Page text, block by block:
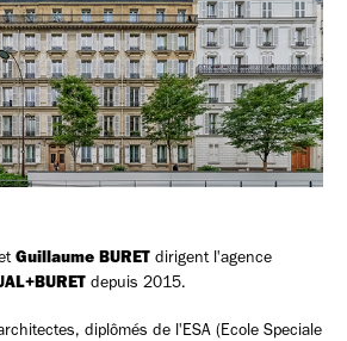
Guillaume BURET dirigent l'agence
depuis 2015.
diplômés de l'ESA (Ecole Speciale